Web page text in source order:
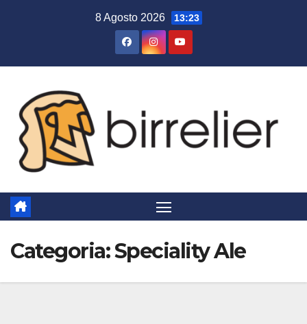
8 Agosto 2026 13:23
Categoria:Speciality Ale